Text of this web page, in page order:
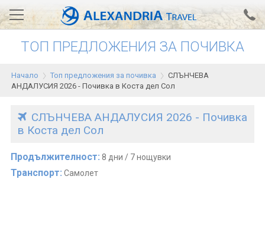
Вход за агенти Проверка на резервация
АЛЕКСАНДРИЯ хотели
Турция
Гърция
Египет
ТОП ПРЕДЛОЖЕНИЯ ЗА ПОЧИВКА
Начало Топ предложения за почивка
СЛЪНЧЕВА
АНДАЛУСИЯ 2026 - Почивка в Коста дел Сол
СЛЪНЧЕВА АНДАЛУСИЯ 2026 - Почивка
в Коста дел Сол
Продължителност: 8 дни / 7 нощувки
Транспорт: Самолет